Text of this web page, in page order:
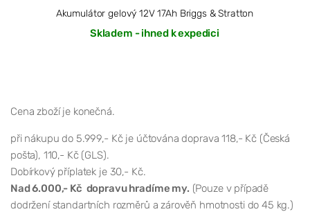
Akumulátor gelový 12V 17Ah Briggs & Stratton
Skladem - ihned k expedici
Cena zboží je konečná.
při nákupu do 5.999,- Kč je účtována doprava 118,- Kč (Česká
pošta), 110,- Kč (GLS).
Dobírkový příplatek je 30,- Kč.
Nad 6.000,- Kč dopravu hradíme my. (Pouze v případě
dodržení standartních rozměrů a zárověň hmotnosti do 45 kg.)